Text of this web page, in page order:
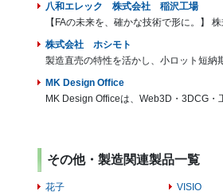
八和エレック 株式会社 稲沢工場
【FAの未来を、確かな技術で形に。】
株式会社 ホシモト
製造直売の特性を活かし、小ロット短納
MK Design Office
MK Design Officeは、Web3D・3DCG
その他・製造関連製品一覧
花子 VISIO